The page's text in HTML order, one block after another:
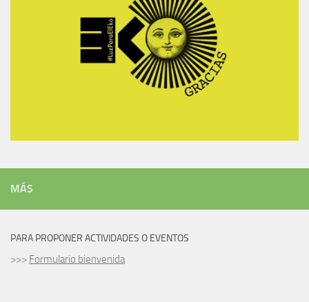
MÁS
PARA PROPONER ACTIVIDADES O EVENTOS
>>> Formulario bienvenida